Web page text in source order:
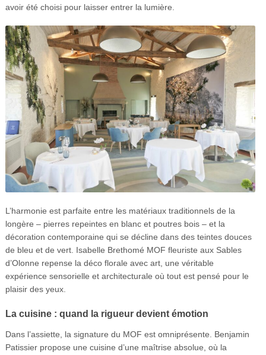
avoir été choisi pour laisser entrer la lumière.
L’harmonie est parfaite entre les matériaux traditionnels de la
longère – pierres repeintes en blanc et poutres bois – et la
décoration contemporaine qui se décline dans des teintes douces
de bleu et de vert. Isabelle Brethomé MOF fleuriste aux Sables
d’Olonne repense la déco florale avec art, une véritable
expérience sensorielle et architecturale où tout est pensé pour le
plaisir des yeux.
La cuisine : quand la rigueur devient émotion
Dans l’assiette, la signature du MOF est omniprésente. Benjamin
Patissier propose une cuisine d’une maîtrise absolue, où la